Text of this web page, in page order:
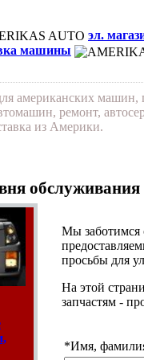
эл.
машины
американских
ремонт,
из Америки.
обслуживания
Мы заботимся
просьбы для
На этой
запчастям -
*Имя,